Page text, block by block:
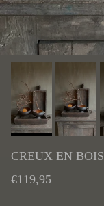
CREUX EN BOIS
Prix habituel
€119,95